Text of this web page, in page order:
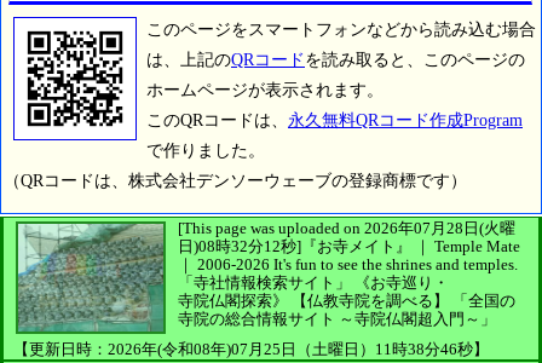
このページをスマートフォンなどから読み込む場合
は、上記のQRコード を読み取ると、このページの
ホームページが表示されます。
このQRコードは、 永久無料QRコード作成Program
で作りました。
（QRコードは、株式会社デンソーウェーブの登録商標です）
[This page was uploaded on 2026年07月28日(火曜
日)08時32分12秒] 『お寺メイト』 ｜ Temple Mate
｜ 2006-2026 It's fun to see the shrines and temples.
「寺社情報検索サイト」
《お寺巡り・
寺院仏閣探索》
【仏教寺院を調べる】
「全国の
寺院の総合情報サイト ～寺院仏閣超入門～」
【更新日時：2026年(令和08年)07月25日（土曜日）11時38分46秒】